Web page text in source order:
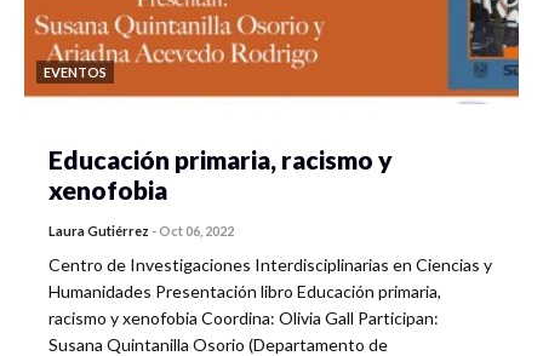
EVENTOS
Educación primaria, racismo y
xenofobia
Laura Gutiérrez -Oct 06, 2022
Centro de Investigaciones Interdisciplinarias en Ciencias y
Humanidades Presentación libro Educación primaria,
racismo y xenofobia Coordina: Olivia Gall Participan:
Susana Quintanilla Osorio (Departamento de